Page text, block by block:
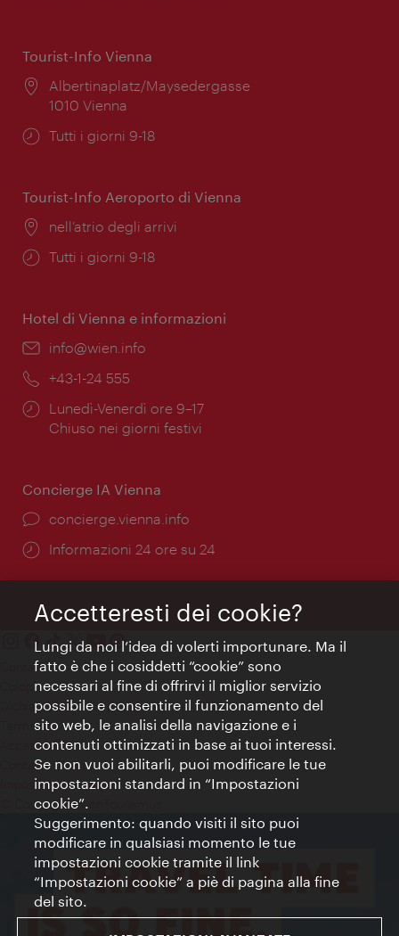
Tourist-Info Vienna
Posizione:
Albertinaplatz/Maysedergasse
1010 Vienna
Orari
Tutti i giorni 9-18
Tourist-Info Aeroporto di Vienna
Posizione:
nell’atrio degli arrivi
Orari
Tutti i giorni 9-18
Hotel di Vienna e informazioni
Email:
info@wien.info
Telefono:
+43-1-24 555
Orari
di
Lunedì-Venerdì ore 9–17
Chiuso nei giorni festivi
Concierge IA Vienna
Ort:
concierge.vienna.info
Öffnungszeiten:
Informazioni 24 ore su 24
Contatti
Colophon
Dichiarazione sulla protezione dei dati
Terms of Use
Accessibilità
Contatto stampa
Impostazioni cookie
© Copyright WienTourismus
Accetteresti dei cookie?
Lungi da noi l’idea di volerti importunare. Ma il
fatto è che i cosiddetti “cookie” sono
necessari al fine di offrirvi il miglior servizio
possibile e consentire il funzionamento del
sito web, le analisi della navigazione e i
contenuti ottimizzati in base ai tuoi interessi.
Se non vuoi abilitarli, puoi modificare le tue
impostazioni standard in “Impostazioni
cookie”.
Suggerimento: quando visiti il sito puoi
modificare in qualsiasi momento le tue
impostazioni cookie tramite il link
“Impostazioni cookie” a piè di pagina alla fine
del sito.